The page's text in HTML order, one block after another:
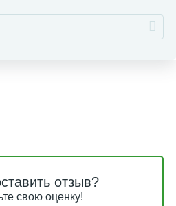
отзыв?
свою оценку!